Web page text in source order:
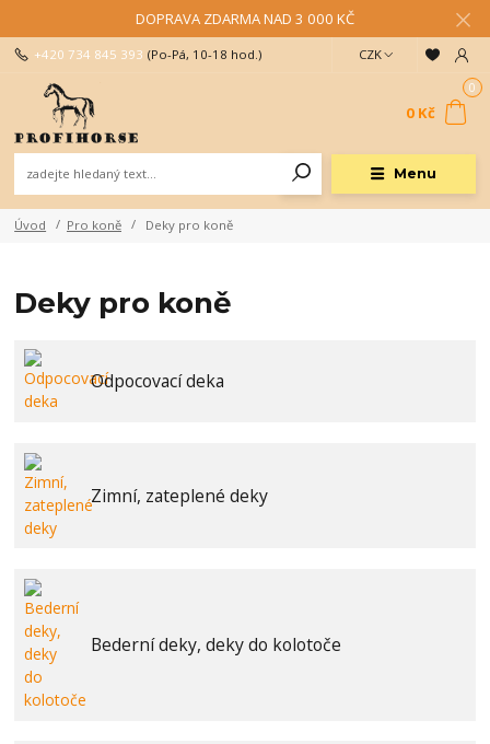
DOPRAVA ZDARMA NAD 3 000 KČ
Menu
CZK
+420 734 845 393 (Po-Pá, 10-18 hod.)
0
0 Kč
Úvod Pro koně Deky pro koně
Deky pro koně
Odpocovací deka
Zimní, zateplené deky
Bederní deky, deky do kolotoče